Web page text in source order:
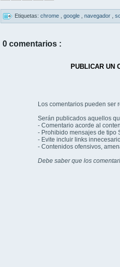
Etiquetas: chrome google navegador
0 comentarios :
PUBLICAR UN
Los comentarios pueden ser
Serán publicados aquellos
- Comentario acorde al
- Prohibido mensajes de tipo
- Evite incluir links
- Contenidos ofensivos,
Debe saber que los